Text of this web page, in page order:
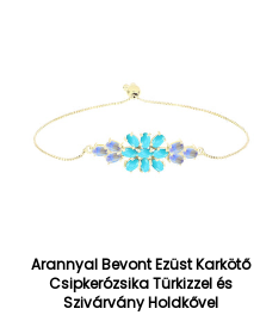
Arannyal Bevont Ezüst Karkötő
Csipkerózsika Türkizzel és
Szivárvány Holdkővel